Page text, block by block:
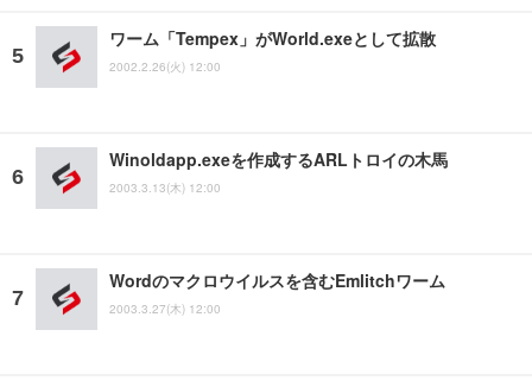
ワーム「Tempex」がWorld.exeとして拡散
2002.2.26(火) 12:00
Winoldapp.exeを作成するARLトロイの木馬
2003.3.13(木) 12:00
Wordのマクロウイルスを含むEmlitchワーム
2003.3.27(木) 12:00